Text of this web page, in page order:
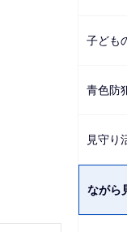
ら子ども
青色防
見守り
ながら